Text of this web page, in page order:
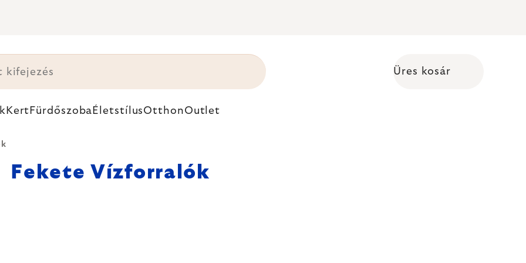
Üres kosár
Kert Fürdőszoba ÉletstílusOtthonOutlet
Fekete Vízforralók